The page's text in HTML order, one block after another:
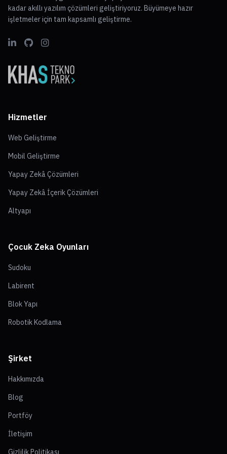
kadar akıllı yazılım çözümleri geliştiriyoruz. Büyümeye hazır
işletmeler için tam kapsamlı geliştirme.
Hizmetler
Web Geliştirme
Mobil Geliştirme
Yapay Zekâ Çözümleri
Yapay Zekâ İçerik Çözümleri
Altyapı
Çocuk Zeka Oyunları
Sudoku
Labirent
Blok Yapı
Robotik Kodlama
Şirket
Hakkımızda
Blog
Portföy
İletişim
Gizlilik Politikası